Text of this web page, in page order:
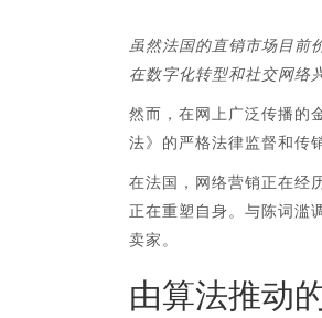
虽然法国的直销市场目前
在数字化转型和社交网络
然而，在网上广泛传播的
法》的严格法律监督和传
在法国，网络营销正在经
正在重塑自身。与陈词滥
卖家。
由算法推动